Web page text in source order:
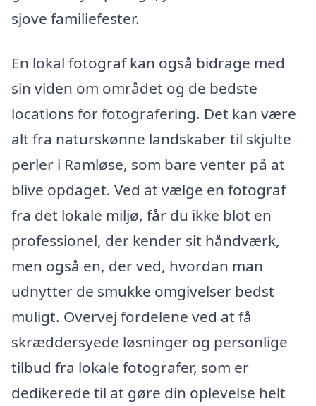
sjove familiefester.
En lokal fotograf kan også bidrage med
sin viden om området og de bedste
locations for fotografering. Det kan være
alt fra naturskønne landskaber til skjulte
perler i Ramløse, som bare venter på at
blive opdaget. Ved at vælge en fotograf
fra det lokale miljø, får du ikke blot en
professionel, der kender sit håndværk,
men også en, der ved, hvordan man
udnytter de smukke omgivelser bedst
muligt. Overvej fordelene ved at få
skræddersyede løsninger og personlige
tilbud fra lokale fotografer, som er
dedikerede til at gøre din oplevelse helt